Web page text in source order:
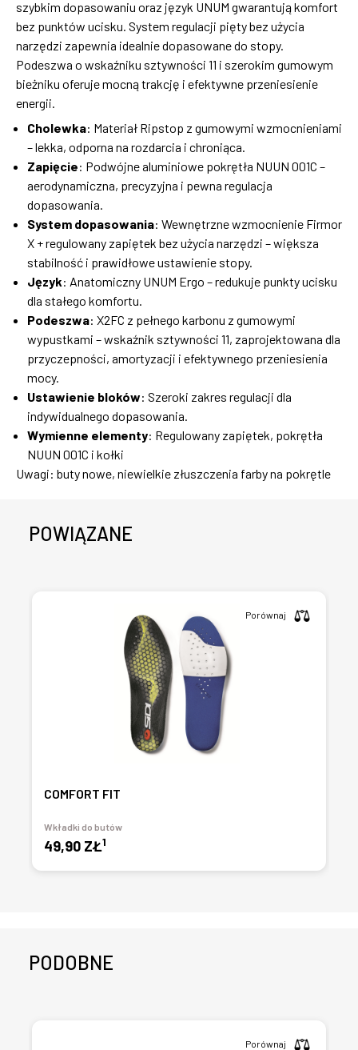
szybkim dopasowaniu oraz język UNUM gwarantują komfort
bez punktów ucisku. System regulacji pięty bez użycia
narzędzi zapewnia idealnie dopasowane do stopy.
Podeszwa o wskaźniku sztywności 11 i szerokim gumowym
bieżniku oferuje mocną trakcję i efektywne przeniesienie
energii.
Cholewka: Materiał Ripstop z gumowymi wzmocnieniami
– lekka, odporna na rozdarcia i chroniąca.
Zapięcie: Podwójne aluminiowe pokrętła NUUN 001C –
aerodynamiczna, precyzyjna i pewna regulacja
dopasowania.
System dopasowania: Wewnętrzne wzmocnienie Firmor
X + regulowany zapiętek bez użycia narzędzi – większa
stabilność i prawidłowe ustawienie stopy.
Język: Anatomiczny UNUM Ergo – redukuje punkty ucisku
dla stałego komfortu.
Podeszwa: X2FC z pełnego karbonu z gumowymi
wypustkami – wskaźnik sztywności 11, zaprojektowana dla
przyczepności, amortyzacji i efektywnego przeniesienia
mocy.
Ustawienie bloków: Szeroki zakres regulacji dla
indywidualnego dopasowania.
Wymienne elementy: Regulowany zapiętek, pokrętła
NUUN 001C i kołki
Uwagi: buty nowe, niewielkie złuszczenia farby na pokrętle
POWIĄZANE
COMFORT FIT
Wkładki do butów
49,90 ZŁ1
Porównaj
PODOBNE
Porównaj